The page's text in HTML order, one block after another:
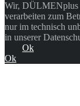
Wir, DÜLMENplus
verarbeiten zum
nur im technisch
in unserer
Ok
Ok